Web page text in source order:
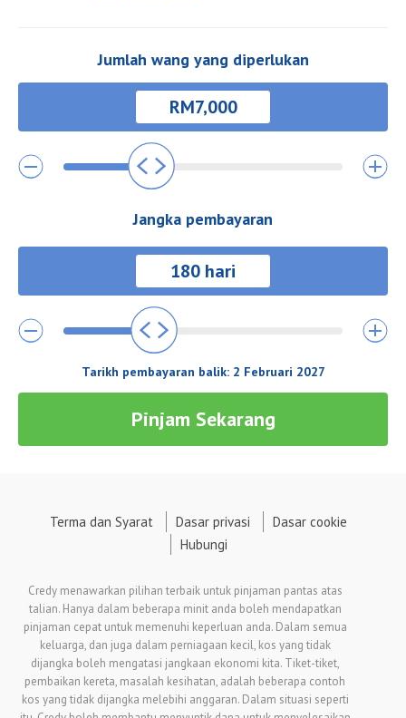
Jumlah wang yang diperlukan
Jangka pembayaran
Tarikh pembayaran balik: 2 Februari 2027
Pinjam Sekarang
Terma dan Syarat Dasar privasi
Dasar cookie
Hubungi
Credy menawarkan pilihan terbaik untuk pinjaman pantas atas
talian. Hanya dalam beberapa minit anda boleh mendapatkan
pinjaman cepat untuk memenuhi keperluan anda. Dalam semua
keluarga, dan juga dalam perniagaan kecil, kos yang tidak
dijangka boleh mengatasi jangkaan ekonomi kita. Tiket-tiket,
pembaikan kereta, masalah kesihatan, adalah beberapa contoh
kos yang tidak dijangka melebihi anggaran. Dalam situasi seperti